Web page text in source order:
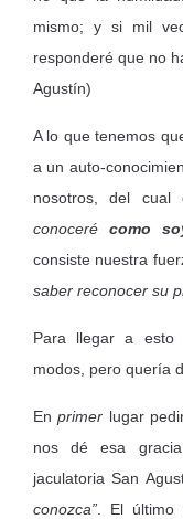
mismo; y si mil
responderé que no
Agustín)
A lo que tenemos
a un auto-
nosotros, del cual
conocerécomo
consiste nuestra
saber reconocer su
Para llegar a esto
modos, pero quería
Enprimer lugar
nos dé esa
jaculatoria San
conozca” . El